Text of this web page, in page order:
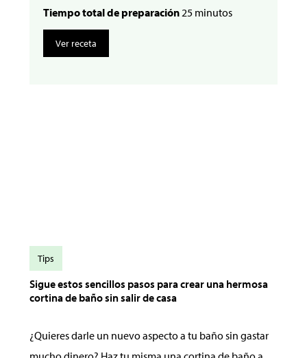
Tiempo total de preparación25 minutos
Ver receta
Sigue estos sencillos pasos para crear una hermosa
cortina de baño sin salir de casa
¿Quieres darle un nuevo aspecto a tu baño sin gastar
Tips